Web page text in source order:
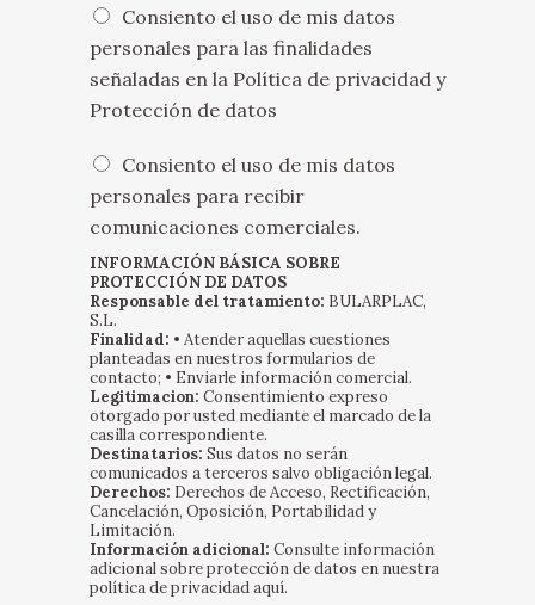
*O
c
i
o
e
m
ú
l
t
i
p
l
e
s
*
Consiento el uso de mis datos
personales para las finalidades
señaladas en la Política de privacidad y
Protección de datos
O
c
i
o
n
e
s
m
ú
l
t
i
p
l
e
s
(
c
Consiento el uso de mis datos
personales para recibir
comunicaciones comerciales.
INFORMACIÓN BÁSICA SOBRE
PROTECCIÓN DE DATOS
Responsable del tratamiento: BULARPLAC,
S.L.
Finalidad: • Atender aquellas cuestiones
planteadas en nuestros formularios de
contacto; • Enviarle información comercial.
Legitimacion: Consentimiento expreso
otorgado por usted mediante el marcado de la
casilla correspondiente.
Destinatarios: Sus datos no serán
comunicados a terceros salvo obligación legal.
Derechos: Derechos de Acceso, Rectificación,
Cancelación, Oposición, Portabilidad y
Limitación.
Información adicional: Consulte información
adicional sobre protección de datos en nuestra
política de privacidadaquí.